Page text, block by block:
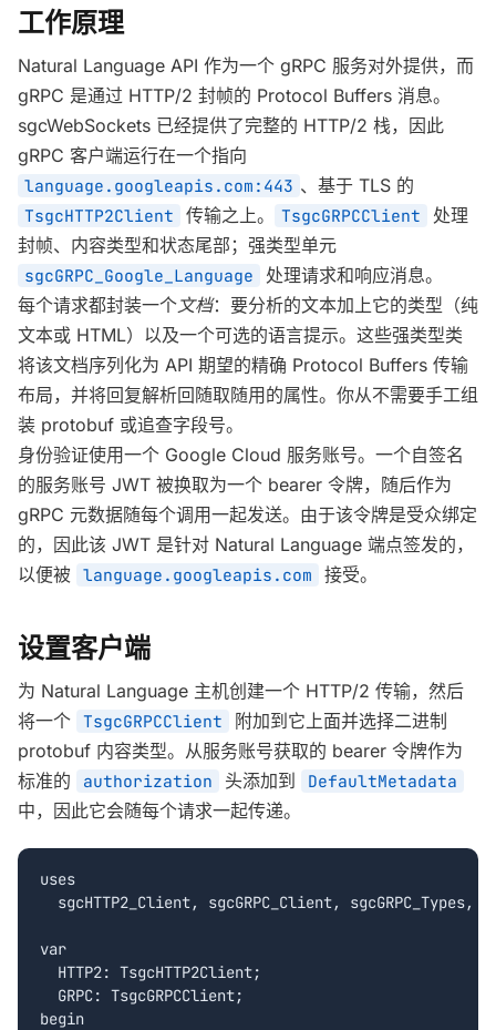
工作原理
Natural Language API 作为一个 gRPC 服务对外提供，而
gRPC 是通过 HTTP/2 封帧的 Protocol Buffers 消息。
sgcWebSockets 已经提供了完整的 HTTP/2 栈，因此
gRPC 客户端运行在一个指向
language.googleapis.com:443 、基于 TLS 的
TsgcHTTP2Client 传输之上。 TsgcGRPCClient
处理
封帧、内容类型和状态尾部；强类型单元
sgcGRPC_Google_Language
处理请求和响应消息。
每个请求都封装一个文档：要分析的文本加上它的类型（纯
文本或 HTML）以及一个可选的语言提示。这些强类型类
将该文档序列化为 API 期望的精确 Protocol Buffers 传输
布局，并将回复解析回随取随用的属性。你从不需要手工组
装 protobuf 或追查字段号。
身份验证使用一个 Google Cloud 服务账号。一个自签名
的服务账号 JWT 被换取为一个 bearer 令牌，随后作为
gRPC 元数据随每个调用一起发送。由于该令牌是受众绑定
的，因此该 JWT 是针对 Natural Language 端点签发的，
以便被 language.googleapis.com 接受。
设置客户端
为 Natural Language 主机创建一个 HTTP/2 传输，然后
将一个 TsgcGRPCClient
附加到它上面并选择二进制
protobuf 内容类型。从服务账号获取的 bearer 令牌作为
标准的
authorization 头添加到 DefaultMetadata
中，因此它会随每个请求一起传递。
uses
sgcHTTP2_Client, sgcGRPC_Client, sgcGRPC_Types,
var
  HTTP2: TsgcHTTP2Client;
  GRPC: TsgcGRPCClient;
begin